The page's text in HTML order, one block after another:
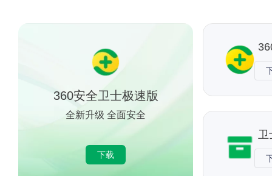
360安全卫士极速版
全新升级 全面安全
下载
卫